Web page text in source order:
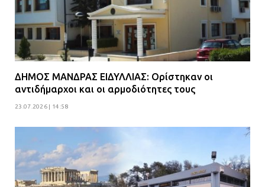
ΔΗΜΟΣ ΜΑΝΔΡΑΣ ΕΙΔΥΛΛΙΑΣ: Ορίστηκαν οι
αντιδήμαρχοι και οι αρμοδιότητες τους
23.07.2026 | 14:58